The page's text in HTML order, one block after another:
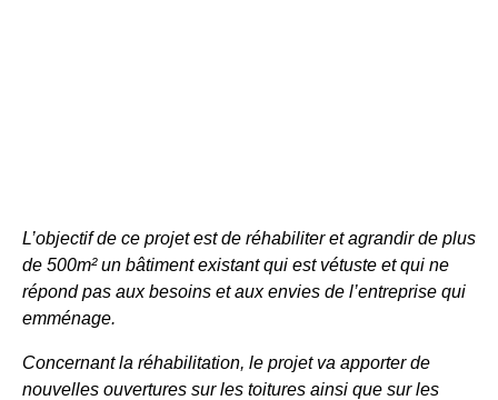
L’objectif de ce projet est de réhabiliter et agrandir de plus
de 500m² un bâtiment existant qui est vétuste et qui ne
répond pas aux besoins et aux envies de l’entreprise qui
emménage.
Concernant la réhabilitation, le projet va apporter de
nouvelles ouvertures sur les toitures ainsi que sur les